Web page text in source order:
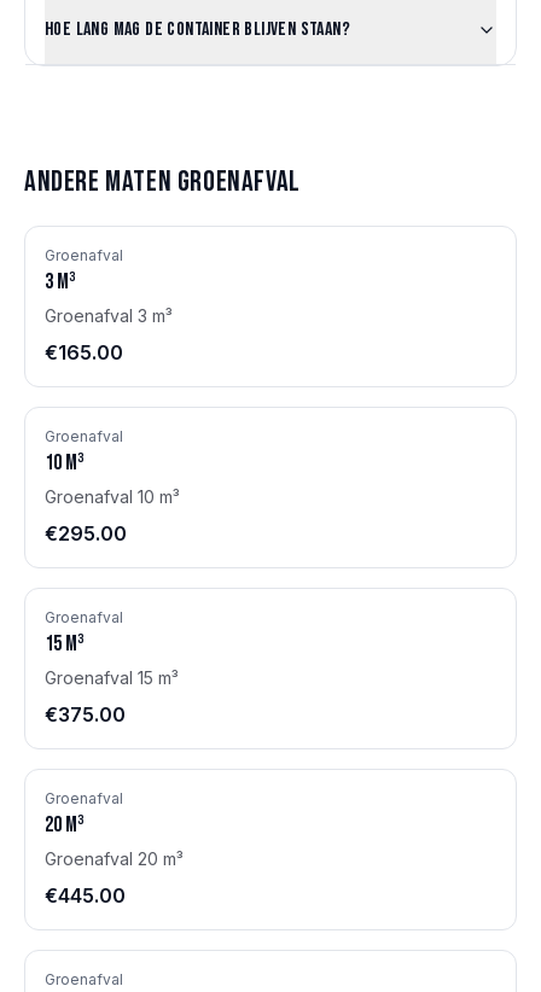
Hoe lang mag de container blijven staan?
Andere maten Groenafval
Groenafval
3 m³
Groenafval 3 m³
€165.00
Groenafval
10 m³
Groenafval 10 m³
€295.00
Groenafval
15 m³
Groenafval 15 m³
€375.00
Groenafval
20 m³
Groenafval 20 m³
€445.00
Groenafval